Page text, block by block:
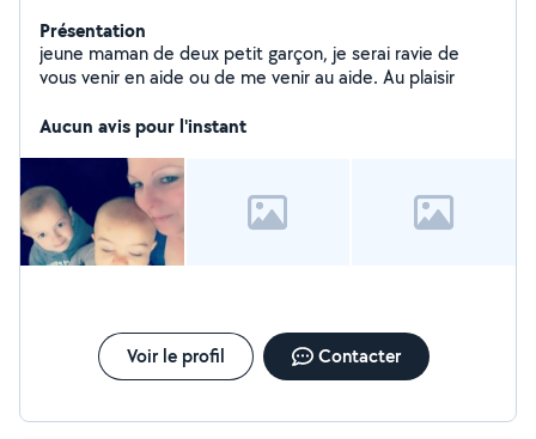
Présentation
jeune maman de deux petit garçon, je serai ravie de
vous venir en aide ou de me venir au aide. Au plaisir
Aucun avis pour l'instant
Voir le profil Contacter